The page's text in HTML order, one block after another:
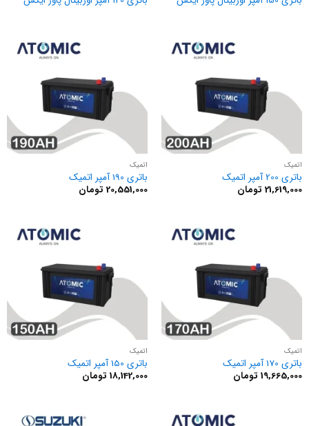
اتمیک
باتری 200 آمپر اتمیک
21,619,000 تومان
اتمیک
باتری 190 آمپر اتمیک
20,551,000 تومان
اتمیک
باتری 170 آمپر اتمیک
19,665,000 تومان
اتمیک
باتری 150 آمپر اتمیک
18,142,000 تومان